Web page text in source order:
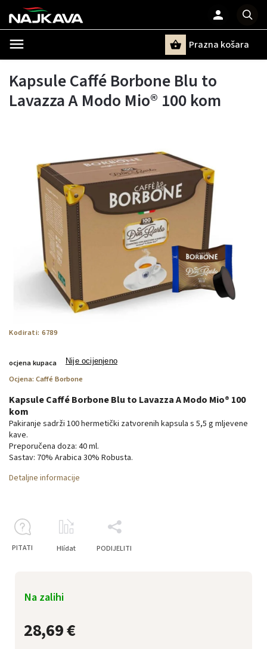
Prazna košara
Kapsule Caffé Borbone Blu to
Lavazza A Modo Mio® 100 kom
Kodirati: 6789
ocjena kupaca Nije ocijenjeno
Ocjena: Caffé Borbone
28,69 €
Na zalihi
Kapsule Caffé Borbone Blu to Lavazza A Modo Mio® 100
kom
Pakiranje sadrži 100 hermetički zatvorenih kapsula s 5,5 g mljevene
kave.
Preporučena doza: 40 ml.
Sastav: 70% Arabica 30% Robusta.
Detaljne informacije
PITATI Hlídat PODIJELITI